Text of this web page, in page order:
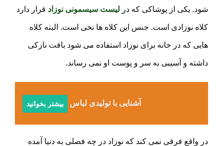
شود. یکی از پوشاکی که در لیست سیسمونی نوزاد قرار دارد
کلاه نوزادی است. جنس این کلاه ها نخی است. البته کلاه
هایی که در خانه برای نوزاد استفاده می شود بافت نازکی
داشته و آسیبی به سر و پوست او نمی رساند.
آشنایی با تولیدی لباس بچه گانه
بیشتر بخوانید
در واقع فرقی نمی کند که نوزاد در چه فصلی به دنیا آمده